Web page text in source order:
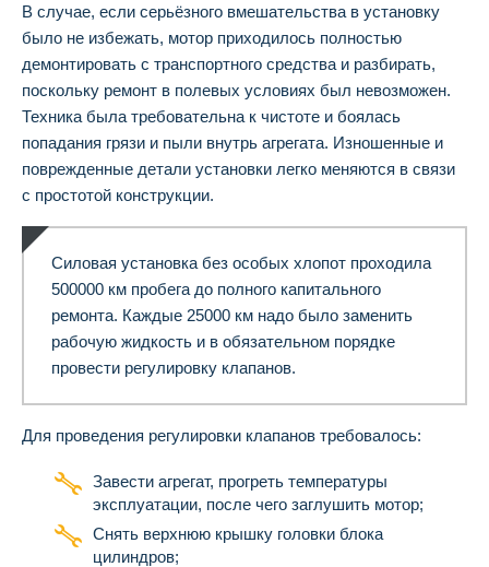
В случае, если серьёзного вмешательства в установку
было не избежать, мотор приходилось полностью
демонтировать с транспортного средства и разбирать,
поскольку ремонт в полевых условиях был невозможен.
Техника была требовательна к чистоте и боялась
попадания грязи и пыли внутрь агрегата. Изношенные и
поврежденные детали установки легко меняются в связи
с простотой конструкции.
Силовая установка без особых хлопот проходила
500000 км пробега до полного капитального
ремонта. Каждые 25000 км надо было заменить
рабочую жидкость и в обязательном порядке
провести регулировку клапанов.
Для проведения регулировки клапанов требовалось:
Завести агрегат, прогреть температуры
эксплуатации, после чего заглушить мотор;
Снять верхнюю крышку головки блока
цилиндров;